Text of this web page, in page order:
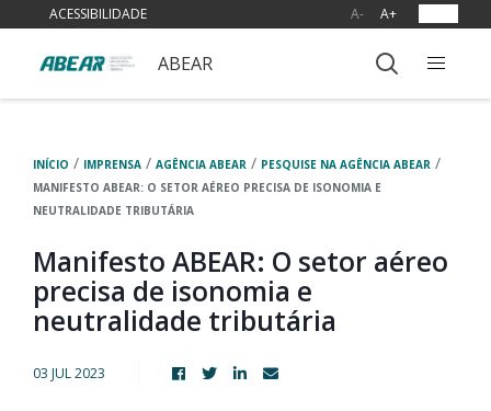
ACESSIBILIDADE A- A+
ABEAR
INÍCIO / IMPRENSA / AGÊNCIA ABEAR / PESQUISE NA AGÊNCIA ABEAR /
MANIFESTO ABEAR: O SETOR AÉREO PRECISA DE ISONOMIA E
NEUTRALIDADE TRIBUTÁRIA
Manifesto ABEAR: O setor aéreo
precisa de isonomia e
neutralidade tributária
03 JUL 2023